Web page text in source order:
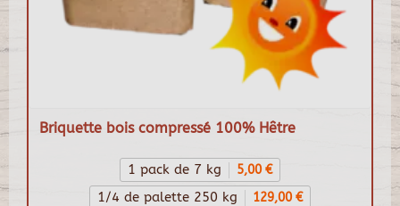
Briquette bois compressé 100% Hêtre
1 pack de 7 kg 5,00 €
1/4 de palette 250 kg 129,00 €